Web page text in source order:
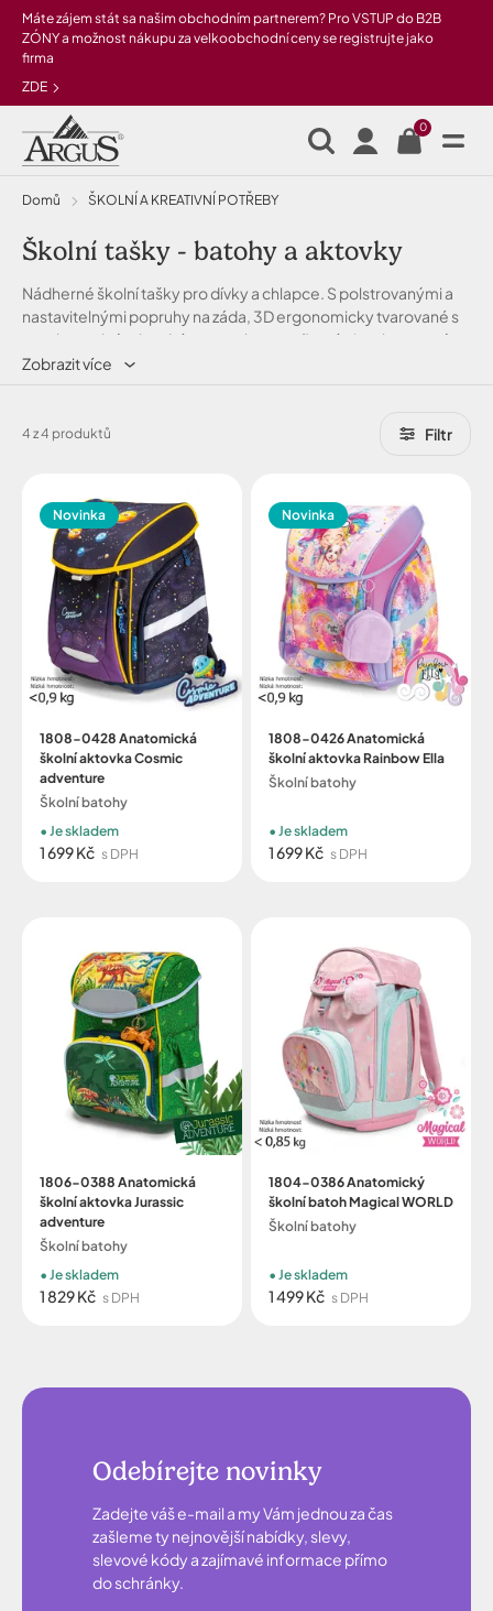
Přeskočit na hlavní obsah
Máte zájem stát sa našim obchodním partnerem? Pro VSTUP do B2B
ZÓNY a možnost nákupu za velkoobchodní ceny se registrujte jako
firma
ZDE
0
Domů ŠKOLNÍ A KREATIVNÍ POTŘEBY
Školní tašky - batohy a aktovky
Nádherné školní tašky pro dívky a chlapce. S polstrovanými a
nastavitelnými popruhy na záda, 3D ergonomicky tvarované s
regulovatelným hrudním popruhem, reflexními prvky, pevným
dnem, lehké a dalšími vychytávky od Argusu!
Zobrazit více
4 z 4 produktů Filtr
Novinka
1808-0428 Anatomická
školní aktovka Cosmic
adventure
Školní batohy
1 699 Kč s DPH
Je skladem
Novinka
1808-0426 Anatomická
školní aktovka Rainbow Ella
Školní batohy
1 699 Kč s DPH
Je skladem
1806-0388 Anatomická
školní aktovka Jurassic
adventure
Školní batohy
1 829 Kč s DPH
Je skladem
1804-0386 Anatomický
školní batoh Magical WORLD
Školní batohy
1 499 Kč s DPH
Je skladem
Odebírejte novinky
Zadejte váš e-mail a my Vám jednou za čas
zašleme ty nejnovější nabídky, slevy,
slevové kódy a zajímavé informace přímo
do schránky.